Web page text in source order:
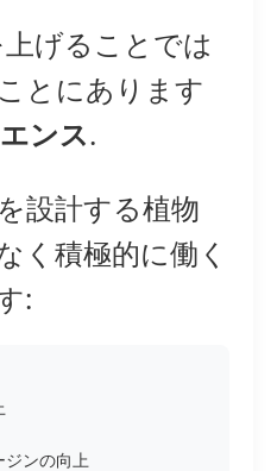
げることでは
とにあります
ンス.
設計する植物
く積極的に働く
:
ジンの向上